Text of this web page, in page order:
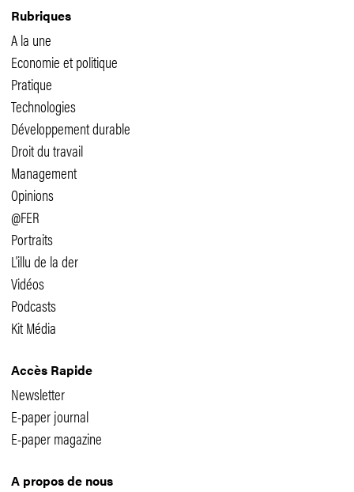
Rubriques
A la une
Economie et politique
Pratique
Technologies
Développement durable
Droit du travail
Management
Opinions
@FER
Portraits
L'illu de la der
Vidéos
Podcasts
Kit Média
Accès Rapide
Newsletter
E-paper journal
E-paper magazine
A propos de nous